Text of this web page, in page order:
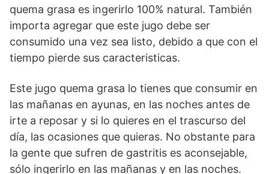
quema grasa es ingerirlo 100% natural. También
importa agregar que este jugo debe ser
consumido una vez sea listo, debido a que con el
tiempo pierde sus caracteristicas.
Este jugo quema grasa lo tienes que consumir en
las mañanas en ayunas, en las noches antes de
irte a reposar y si lo quieres en el trascurso del
día, las ocasiones que quieras. No obstante para
la gente que sufren de gastritis es aconsejable,
sólo ingerirlo en las mañanas y en las noches.